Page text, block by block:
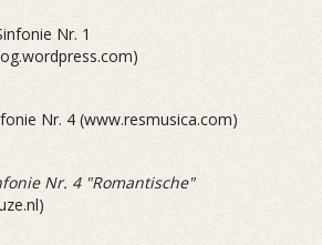
Nr. 1
Nr. 4 (www.resmusica.com)
Nr. 4 "Romantische"